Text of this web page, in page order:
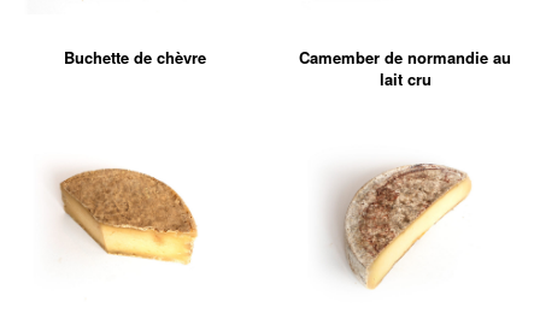
Buchette de chèvre
Camember de normandie au
lait cru